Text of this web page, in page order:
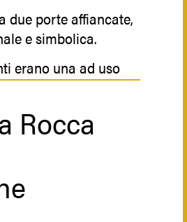
due porte affiancate,
e simbolica.
erano una ad uso
fosse riservata
scorreva un sedile
Rocca